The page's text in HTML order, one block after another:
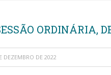
ORDINÁRIA,
DEZEMBRO DE 2022